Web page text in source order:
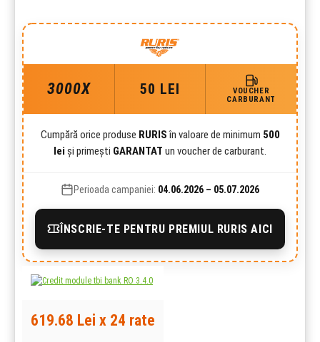
3000X 50 LEI
VOUCHER
CARBURANT
Cumpără orice produse RURISîn valoare de minimum 500
lei și primești GARANTAT un voucher de carburant.
Perioada campaniei: 04.06.2026 – 05.07.2026
ÎNSCRIE-TE PENTRU PREMIUL RURIS AICI
619.68 Lei x 24 rate